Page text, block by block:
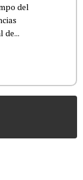
del
de...